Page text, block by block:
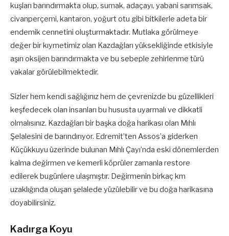
kuşları barındırmakta olup, sumak, adaçayı, yabani sarımsak,
civanperçemi, kantaron, yoğurt otu gibi bitkilerle adeta bir
endemik cennetini oluşturmaktadır. Mutlaka görülmeye
değer bir kıymetimiz olan Kazdağları yüksekliğinde etkisiyle
aşırı oksijen barındırmakta ve bu sebeple zehirlenme türü
vakalar görülebilmektedir.
Sizler hem kendi sağlığınız hem de çevrenizde bu güzellikleri
keşfedecek olan insanları bu hususta uyarmalı ve dikkatli
olmalısınız. Kazdağları bir başka doğa harikası olan Mıhlı
Şelalesini de barındırıyor. Edremit’ten Assos’a giderken
Küçükkuyu üzerinde bulunan Mıhlı Çayı’nda eski dönemlerden
kalma değirmen ve kemerli köprüler zamanla restore
edilerek bugünlere ulaşmıştır. Değirmenin birkaç km
uzaklığında oluşan şelalede yüzülebilir ve bu doğa harikasına
doyabilirsiniz.
Kadırga Koyu